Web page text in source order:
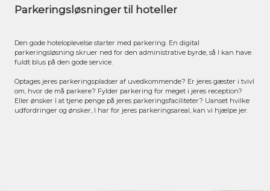
Parkeringsløsninger til hoteller
Den gode hoteloplevelse starter med parkering. En digital
parkeringsløsning skruer ned for den administrative byrde, så I kan have
fuldt blus på den gode service.
Optages jeres parkeringspladser af uvedkommende? Er jeres gæster i tvivl
om, hvor de må parkere? Fylder parkering for meget i jeres reception?
Eller ønsker I at tjene penge på jeres parkeringsfaciliteter? Uanset hvilke
udfordringer og ønsker, I har for jeres parkeringsareal, kan vi hjælpe jer.